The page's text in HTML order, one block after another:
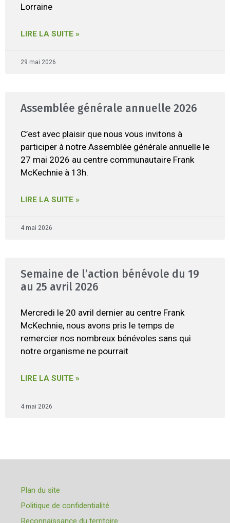
Lorraine
LIRE LA SUITE »
29 mai 2026
Assemblée générale annuelle 2026
C’est avec plaisir que nous vous invitons à
participer à notre Assemblée générale annuelle le
27 mai 2026 au centre communautaire Frank
McKechnie à 13h.
LIRE LA SUITE »
4 mai 2026
Semaine de l’action bénévole du 19
au 25 avril 2026
Mercredi le 20 avril dernier au centre Frank
McKechnie, nous avons pris le temps de
remercier nos nombreux bénévoles sans qui
notre organisme ne pourrait
LIRE LA SUITE »
4 mai 2026
Plan du site
Politique de confidentialité
Reconnaissance du territoire